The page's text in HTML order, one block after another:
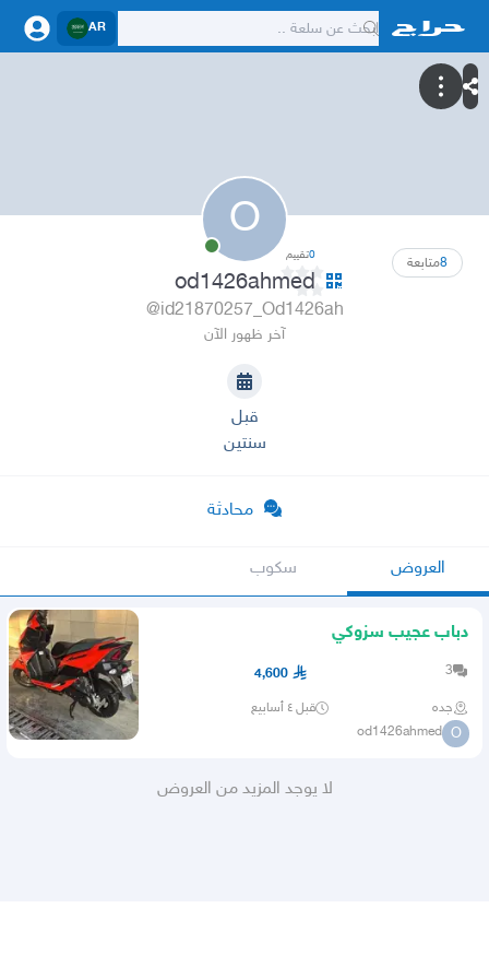
AR
O
8متابعة 0تقييم
od1426ahmed
@id21870257_Od1426ah
آخر ظهور الآن
قبل
سنتين
محادثة
العروض سكوب
دباب عجيب سزوكي
3
4,600
جده قبل ٤ أسابيع
O
od1426ahmed
لا يوجد المزيد من العروض